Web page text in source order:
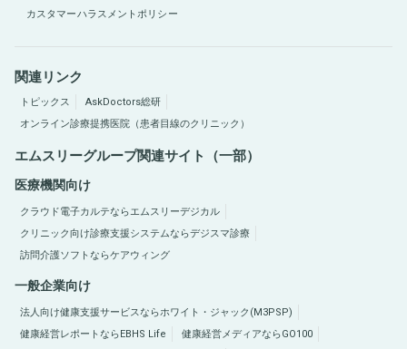
カスタマーハラスメントポリシー
関連リンク
トピックス
AskDoctors総研
オンライン診療提携医院（患者目線のクリニック）
エムスリーグループ関連サイト（一部）
医療機関向け
クラウド電子カルテならエムスリーデジカル
クリニック向け診療支援システムならデジスマ診療
訪問介護ソフトならケアウィング
一般企業向け
法人向け健康支援サービスならホワイト・ジャック(M3PSP)
健康経営レポートならEBHS Life
健康経営メディアならGO100